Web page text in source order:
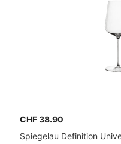
CHF 38.90
Spiegelau Definition